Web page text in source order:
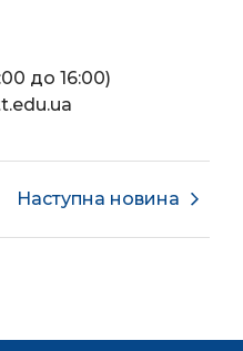
до 16:00)
Наступна новина